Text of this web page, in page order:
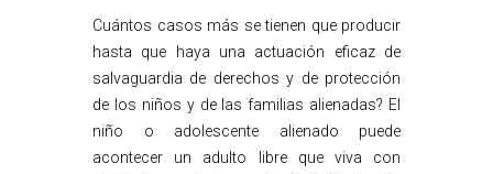
Cuántos casos más se tienen que producir
hasta que haya una actuación eficaz de
salvaguardia de derechos y de protección
de los niños y de las familias alienadas? El
niño o adolescente alienado puede
acontecer un adulto libre que viva con